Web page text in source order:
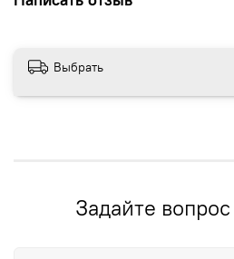
Выбрать
Задайте